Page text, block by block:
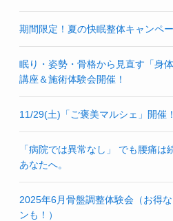
期間限定！夏の快眠整体キャンペー
眠り・姿勢・骨格から見直す「身体
講座＆施術体験会開催！
11/29(土)「ご褒美マルシェ」開催
「病院では異常なし」 でも腰痛
あなたへ。
2025年6月骨盤調整体験会（お得
ンも！）